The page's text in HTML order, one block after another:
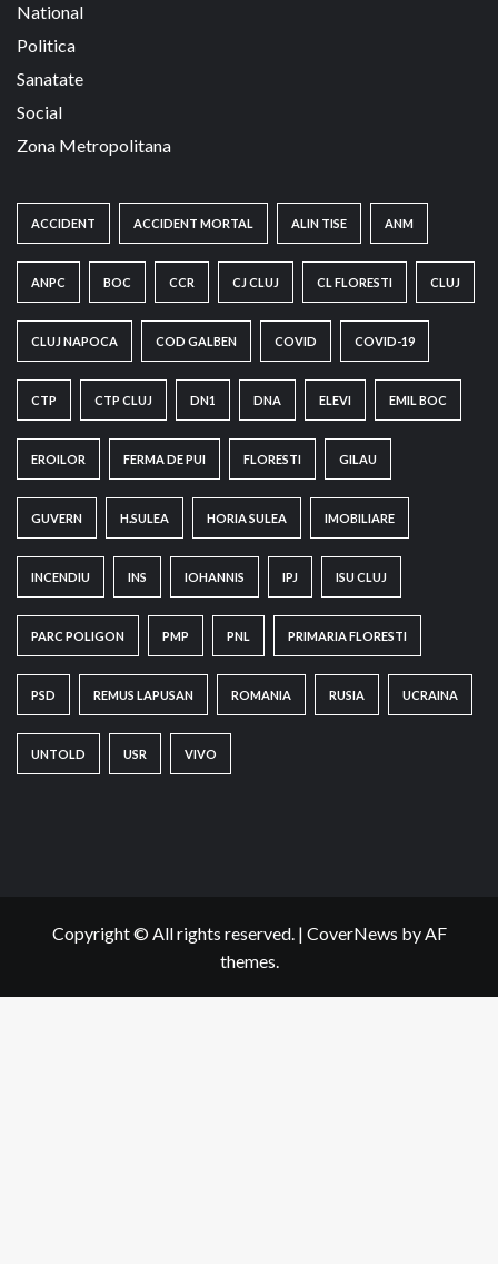
National
Politica
Sanatate
Social
Zona Metropolitana
ACCIDENT ACCIDENT MORTAL ALIN TISE ANM
ANPC BOC CCR CJ CLUJ CL FLORESTI CLUJ
CLUJ NAPOCA COD GALBEN COVID COVID-19
CTP CTP CLUJ DN1 DNA ELEVI EMIL BOC
EROILOR FERMA DE PUI FLORESTI GILAU
GUVERN H.SULEA HORIA SULEA IMOBILIARE
INCENDIU INS IOHANNIS IPJ ISU CLUJ
PARC POLIGON PMP PNL PRIMARIA FLORESTI
PSD REMUS LAPUSAN ROMANIA RUSIA UCRAINA
UNTOLD USR VIVO
Copyright © All rights reserved. | CoverNews by AF
themes.